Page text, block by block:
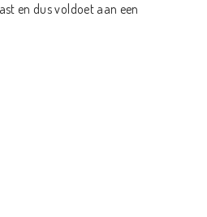
en dus voldoet aan een